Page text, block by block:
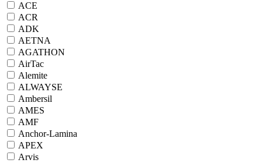
ACE
ACR
ADK
AETNA
AGATHON
AirTac
Alemite
ALWAYSE
Ambersil
AMES
AMF
Anchor-Lamina
APEX
Arvis